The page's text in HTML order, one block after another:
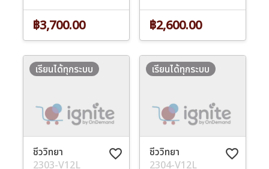
฿3,700.00 ฿2,600.00
favorite_border
ชีววิทยา
2303-V12L
เรียนได้ทุกระบบ
favorite_border
ชีววิทยา
2304-V12L
เรียนได้ทุกระบบ